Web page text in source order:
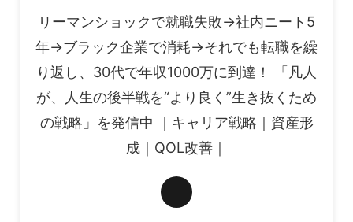
リーマンショックで就職失敗→社内ニート5
年→ブラック企業で消耗→それでも転職を繰
り返し、30代で年収1000万に到達！ 「凡人
が、人生の後半戦を“より良く”生き抜くため
の戦略」を発信中 ｜キャリア戦略｜資産形
成｜QOL改善｜